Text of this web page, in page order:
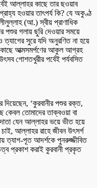
আল্লাহর কাছে তার ছওয়াব
হওয়ার তাৎপর্য কি? যে অকুণ্ঠ
(আ.) স্বীয় প্রাণাধিক
পশুর গলায় ছুরি দেওয়ার সময়ে
ত্যাগের সুরে যদি অনুরণিত না হয়ে
আত্মসমর্পণের আকুল আগ্রহ
গোশতখুরীর পর্বেই পর্যবসিত
দিয়েছেন, ‘কুরবানীর পশুর রক্ত,
তোমাদের তাক্বওয়া বা
যেন আল্লাহর ভয়ে ভীত হয়ে
আল্লাহর রাহে জীবন উৎসর্গ
ত্যাগ-পূত আদর্শকে পুনরুজ্জীবিত
প্রকাশ করাই কুরবানী প্রকৃত